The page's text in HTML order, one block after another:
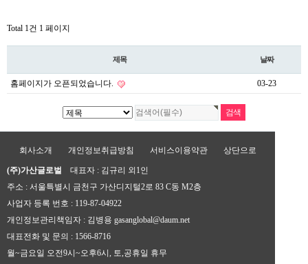
Total 1건 1 페이지
제목 날짜
홈페이지가 오픈되었습니다. 03-23
회사소개 개인정보취급방침 서비스이용약관 상단으로
(주)가산글로벌
대표자 : 김규리 외1인
주소 : 서울특별시 금천구 가산디지털2로 83 C동 M2층
사업자 등록 번호 : 119-87-04922
개인정보관리책임자 : 김병용 gasanglobal@daum.net
대표전화 및 문의 : 1566-8716
월~금요일 오전9시~오후6시, 토,공휴일 휴무